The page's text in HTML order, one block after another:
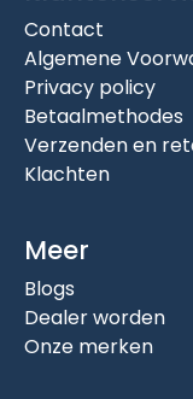
Contact
Algemene
Privacy policy
Betaalmethodes
Verzenden en
Klachten
Meer
Blogs
Dealer worden
Onze merken